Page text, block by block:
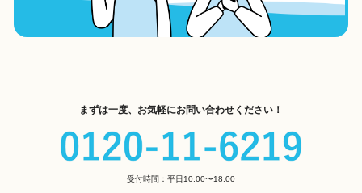
まずは一度、お気軽にお問い合わせください！
受付時間：平日10:00〜18:00